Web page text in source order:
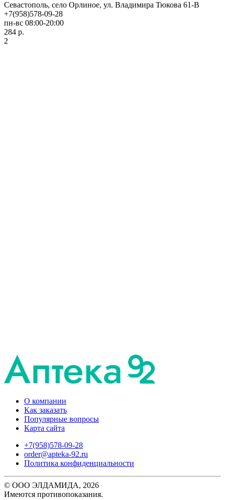
Севастополь, село Орлиное, ул. Владимира Тюкова 61-В
+7(958)578-09-28
пн-вс 08:00-20:00
284 р.
2
О компании
Как заказать
Популярные вопросы
Карта сайта
+7(958)578-09-28
order@apteka-92.ru
Политика конфиденциальности
© ООО ЭЛДАМИДА, 2026
Имеются противопоказания.